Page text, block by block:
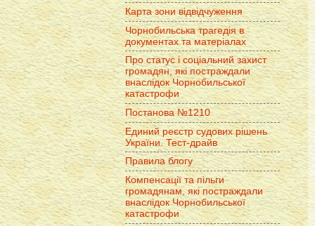
Карта зони відвідчуження
Чорнобильська трагедія в
документах та матеріалах
Про статус і соціальний захист
громадян, які постраждали
внаслідок Чорнобильської
катастрофи
Постанова №1210
Единий реєстр судових рішень
України. Тест-драйв
Правила блогу
Компенсації та пільги
громадянам, які постраждали
внаслідок Чорнобильської
катастрофи